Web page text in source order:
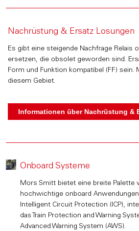
Nachrüstung & Ersatz Losungen
Es gibt eine steigende Nachfrage Relais
ersetzen, die obsolet geworden sind.
Form und Funktion kompatibel (FF)
diesem Gebiet.
Onboard Systeme
Mors Smitt bietet eine breite Palette
hochwichtige onboard
Intelligent Circuit Protection (ICP),
das Train Protection and Warning
Advanced Warning System (AWS).